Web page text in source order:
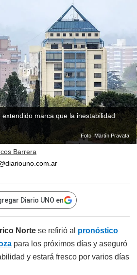
marca que la inestabilidad
Foto: Martín Pravata
Barrera
Diario UNO en
Norte se refirió al pronóstico
para los próximos días y aseguró
y estará fresco por varios días